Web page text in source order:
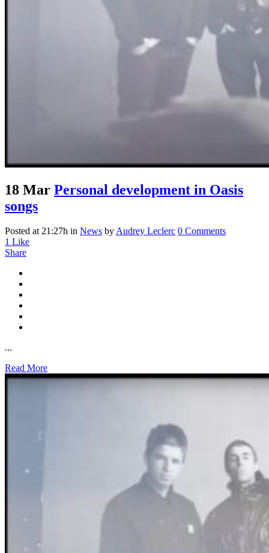
18 Mar Personal development in Oasis
songs
Posted at 21:27h in News byAudrey Leclerc 0 Comments
1 Like
Share
...
Read More